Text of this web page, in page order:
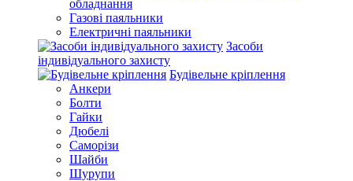
обладнання
Газові паяльники
Електричні паяльники
Засоби
індивідуального захисту
Будівельне кріплення
Анкери
Болти
Гайки
Дюбелі
Саморізи
Шайби
Шурупи